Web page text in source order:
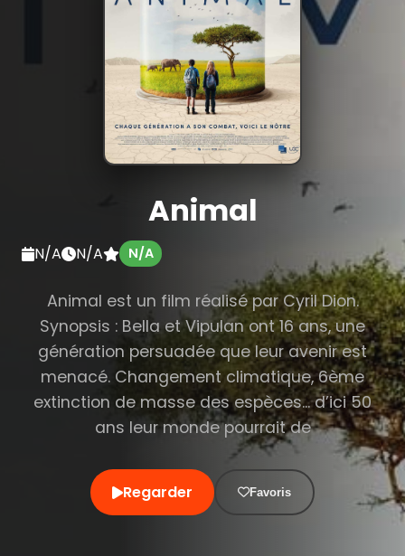
Animal
N/A N/A N/A
Animal est un film réalisé par Cyril Dion.
Synopsis : Bella et Vipulan ont 16 ans, une
génération persuadée que leur avenir est
menacé. Changement climatique, 6ème
extinction de masse des espèces... d’ici 50
ans leur monde pourrait de
Regarder Favoris